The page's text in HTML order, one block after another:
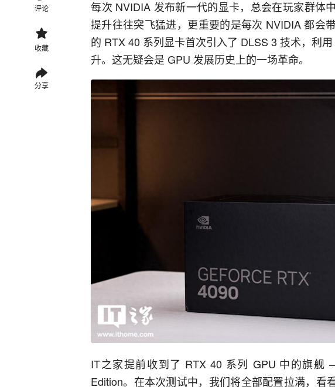
评论
收藏
分享
提升往往突飞猛进，更重要的是每次 NVIDIA 都会
的 RTX 40 系列显卡首次引入了 DLSS 3 技术，利
Edition。在本次测试中，我们将全部配置拉满，看